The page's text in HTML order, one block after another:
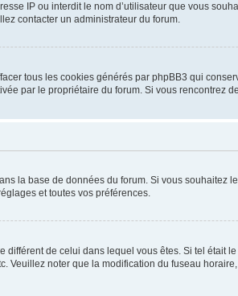
IP ou interdit le nom d’utilisateur que vous
contacter un administrateur du forum.
tous les cookies générés par phpBB3 qui
par le propriétaire du forum. Si vous
la base de données du forum. Si vous
et toutes vos préférences.
différent de celui dans lequel vous êtes. Si tel
noter que la modification du fuseau